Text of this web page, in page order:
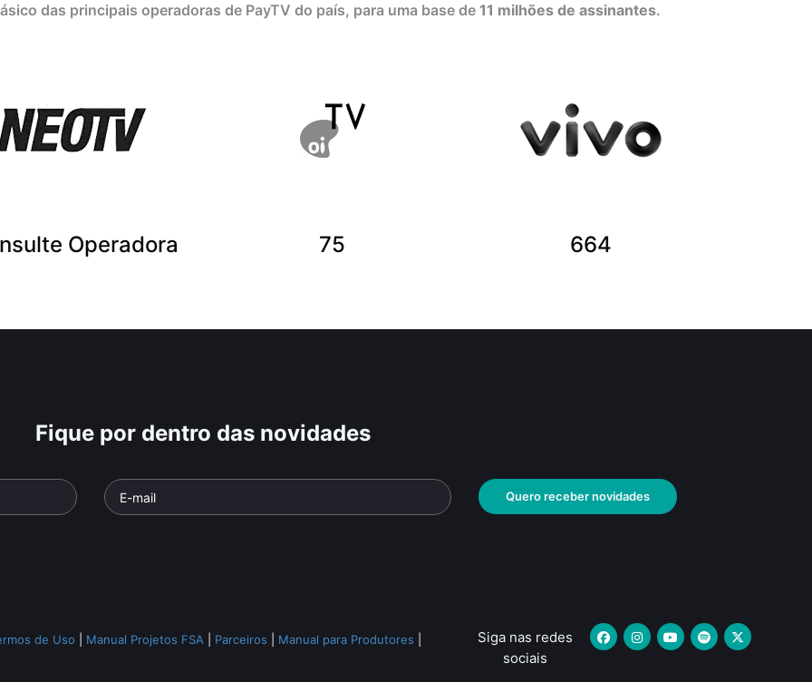
das principais operadoras de PayTV do país, para uma base de 11 milhões de assinantes.
Operadora 75 664
Fique por dentro das novidades
Quero receber novidades
de Uso Manual Projetos FSA Parceiros Manual para Produtores
Siga nas redes
sociais